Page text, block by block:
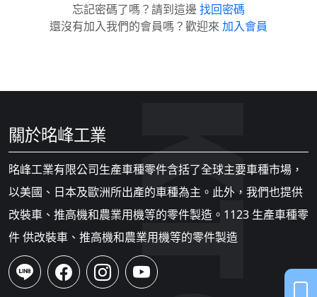
忘記密碼了嗎？請到這邊 找回密碼
還沒有加入我們的會員嗎？歡迎來 加入會員
關於㫥峰工業
㫥峰工業有限公司生產車種零件含括了全球主要車種市場，
以美國、日本及歐洲所出產的車種為主。此外，我們也提供
改裝車、推高機和農業用機等的零件製造。1123 生產車種零
件 供改裝車、推高機和農業用機等的零件製造